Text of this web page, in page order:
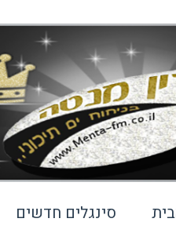
סינגלים חדשים